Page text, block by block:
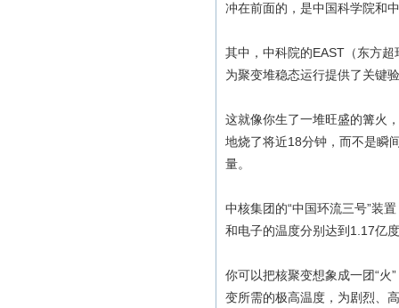
冲在前面的，是中国科学院和
其中，中科院的EAST（东方
为聚变堆稳态运行提供了关键
这就像你生了一堆旺盛的篝火
地烧了将近18分钟，而不是瞬
量。
中核集团的“中国环流三号”装
和电子的温度分别达到1.17亿
你可以把核聚变想象成一团“火
变所需的极高温度，为剧烈、